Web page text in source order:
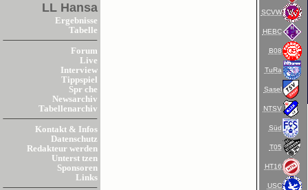
LL Hansa
Ergebnisse
Tabelle
Forum
Live
Interview
Tippspiel
Spr che
Newsarchiv
Tabellenarchiv
Kontakt & Infos
Datenschutz
Redakteur werden
Unterst tzen
Sponsoren
Links
SCVW
HEBC
B08
TuRa
Sasel
NTSV
Süd
T05
HT16
USC